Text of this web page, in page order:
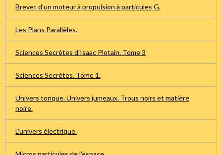
Brevet d'un moteur à propulsion à particules G.
Les Plans Parallèles.
Sciences Secrètes d'Isaac Plotain. Tome 3
Sciences Secrètes. Tome 1.
Univers torique. Univers jumeaux. Trous noirs et matière
noire.
L'univers électrique.